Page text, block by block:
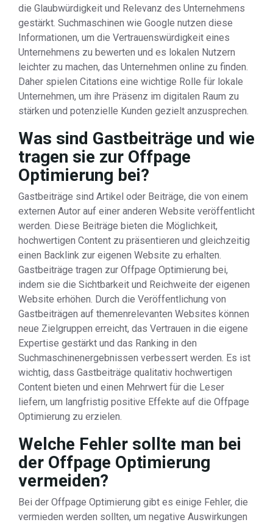
die Glaubwürdigkeit und Relevanz des Unternehmens
gestärkt. Suchmaschinen wie Google nutzen diese
Informationen, um die Vertrauenswürdigkeit eines
Unternehmens zu bewerten und es lokalen Nutzern
leichter zu machen, das Unternehmen online zu finden.
Daher spielen Citations eine wichtige Rolle für lokale
Unternehmen, um ihre Präsenz im digitalen Raum zu
stärken und potenzielle Kunden gezielt anzusprechen.
Was sind Gastbeiträge und wie
tragen sie zur Offpage
Optimierung bei?
Gastbeiträge sind Artikel oder Beiträge, die von einem
externen Autor auf einer anderen Website veröffentlicht
werden. Diese Beiträge bieten die Möglichkeit,
hochwertigen Content zu präsentieren und gleichzeitig
einen Backlink zur eigenen Website zu erhalten.
Gastbeiträge tragen zur Offpage Optimierung bei,
indem sie die Sichtbarkeit und Reichweite der eigenen
Website erhöhen. Durch die Veröffentlichung von
Gastbeiträgen auf themenrelevanten Websites können
neue Zielgruppen erreicht, das Vertrauen in die eigene
Expertise gestärkt und das Ranking in den
Suchmaschinenergebnissen verbessert werden. Es ist
wichtig, dass Gastbeiträge qualitativ hochwertigen
Content bieten und einen Mehrwert für die Leser
liefern, um langfristig positive Effekte auf die Offpage
Optimierung zu erzielen.
Welche Fehler sollte man bei
der Offpage Optimierung
vermeiden?
Bei der Offpage Optimierung gibt es einige Fehler, die
vermieden werden sollten, um negative Auswirkungen